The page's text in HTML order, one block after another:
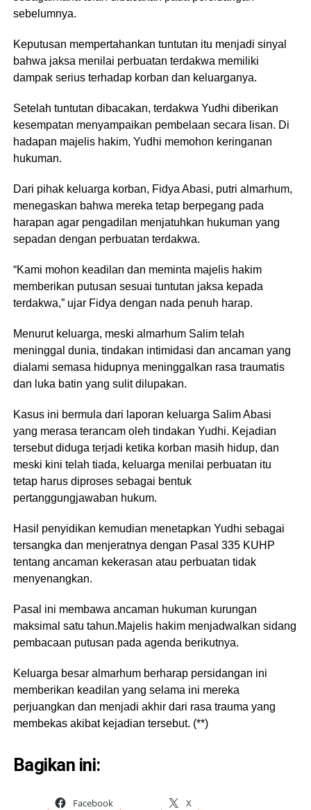
sebelumnya.
Keputusan mempertahankan tuntutan itu menjadi sinyal
bahwa jaksa menilai perbuatan terdakwa memiliki
dampak serius terhadap korban dan keluarganya.
Setelah tuntutan dibacakan, terdakwa Yudhi diberikan
kesempatan menyampaikan pembelaan secara lisan. Di
hadapan majelis hakim, Yudhi memohon keringanan
hukuman.
Dari pihak keluarga korban, Fidya Abasi, putri almarhum,
menegaskan bahwa mereka tetap berpegang pada
harapan agar pengadilan menjatuhkan hukuman yang
sepadan dengan perbuatan terdakwa.
“Kami mohon keadilan dan meminta majelis hakim
memberikan putusan sesuai tuntutan jaksa kepada
terdakwa,” ujar Fidya dengan nada penuh harap.
Menurut keluarga, meski almarhum Salim telah
meninggal dunia, tindakan intimidasi dan ancaman yang
dialami semasa hidupnya meninggalkan rasa traumatis
dan luka batin yang sulit dilupakan.
Kasus ini bermula dari laporan keluarga Salim Abasi
yang merasa terancam oleh tindakan Yudhi. Kejadian
tersebut diduga terjadi ketika korban masih hidup, dan
meski kini telah tiada, keluarga menilai perbuatan itu
tetap harus diproses sebagai bentuk
pertanggungjawaban hukum.
Hasil penyidikan kemudian menetapkan Yudhi sebagai
tersangka dan menjeratnya dengan Pasal 335 KUHP
tentang ancaman kekerasan atau perbuatan tidak
menyenangkan.
Pasal ini membawa ancaman hukuman kurungan
maksimal satu tahun.Majelis hakim menjadwalkan sidang
pembacaan putusan pada agenda berikutnya.
Keluarga besar almarhum berharap persidangan ini
memberikan keadilan yang selama ini mereka
perjuangkan dan menjadi akhir dari rasa trauma yang
membekas akibat kejadian tersebut. (**)
Bagikan ini:
Facebook X